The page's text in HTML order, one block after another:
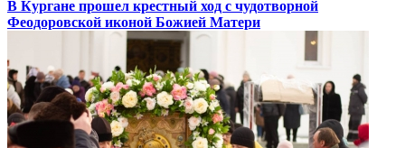
В Кургане прошел крестный ход с чудотворной
Феодоровской иконой Божией Матери